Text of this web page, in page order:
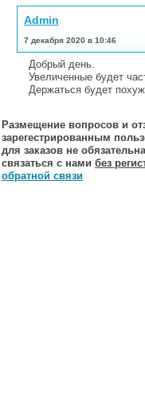
Admin
7 декабря 2020 в 10:46
Добрый день.
Увеличенные будет
Держаться будет
Размещение вопросов и
зарегестрированным
для заказов не
связаться с нами без
обратной связи